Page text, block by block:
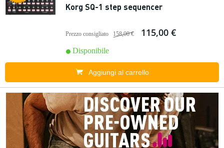
Korg SQ-1 step sequencer
Prezzo consigliato 158,00 € 115,00 €
Disponibile
Aggiungi al carrello